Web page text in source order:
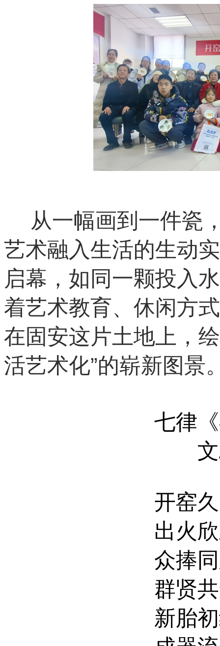
从一幅画到一件瓷
艺术融入生活的生动
启幕，如同一颗投入
着艺术教育、休闲方
在固安这片土地上，
活艺术化”的崭新图景
七律
开窑
出火
众捧
群贤
新胎